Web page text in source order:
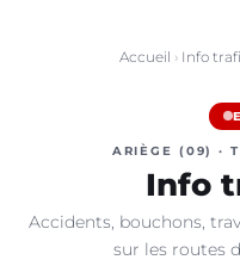
Accueil › Info
ARIÈGE (09) ·
Info
Accidents, bouchons,
sur les routes